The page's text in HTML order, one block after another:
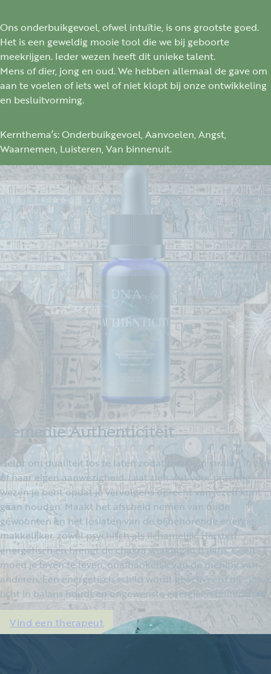
Ons onderbuikgevoel, ofwel intuïtie, is ons grootste goed.
Het is een geweldig mooie tool die we bij geboorte
meekrijgen. Ieder wezen heeft dit unieke talent.
Mens of dier, jong en oud. We hebben allemaal de gave om
aan te voelen of iets wel of niet klopt bij onze ontwikkeling
en besluitvorming.
Kernthema’s: Onderbuikgevoel, Aanvoelen, Angst,
Waarnemen, Luisteren, Van binnenuit.
Remedie Authenticiteit
Helpt om dualiteit los te laten zodat men kan stralen in zijn
of haar eigen aanwezigheid. Laat zien wat voor prachtig
wezen je bent opdat je vervolgens oprecht van jezelf kunt
gaan houden. Maakt het afscheid nemen van oude
gewoonten en het loslaten van de bijbehorende energie
makkelijker, zowel psychisch als lichamelijk. Herstelt
energetisch en brengt de chakra werking in balans. Geeft
moed je leven te leven, onafhankelijk van de mening van
anderen. Een energetisch schild wordt geactiveerd die jouw
licht in balans houdt en ongewenste energieën buitensluit
Vind een therapeut